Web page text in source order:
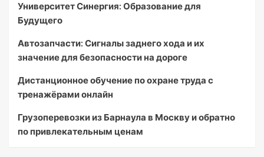
Университет Синергия: Образование для
Будущего
Автозапчасти: Сигналы заднего хода и их
значение для безопасности на дороге
Дистанционное обучение по охране труда с
тренажёрами онлайн
Грузоперевозки из Барнаула в Москву и обратно
по привлекательным ценам